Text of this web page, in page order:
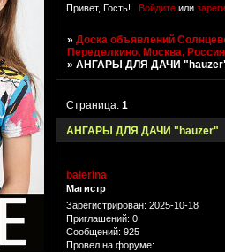
Привет, Гость! Войдитеили
»Доска объявлений
Переделкино, Москва, Россия
»АНГАРЫ ДЛЯ ДАЧИ
АНГАРЫ ДЛЯ ДАЧИ "hauzer"
Страница:1
balerina
Магистр
Зарегистрирован: 2025-10-18
Приглашений: 0
Сообщений: 925
Провел на форуме: